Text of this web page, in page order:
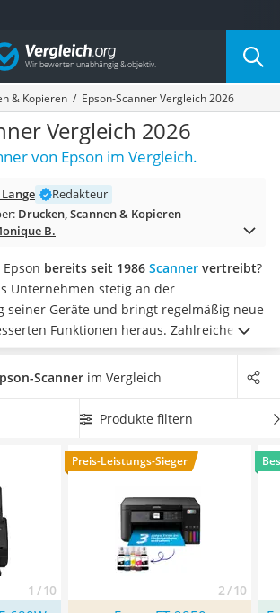
nach Kategorie
& Kopieren Epson-Scanner Vergleich 2026
Vergleich 2026
von Epson im Vergleich.
Lange
Redakteur
Drucken, Scannen & Kopieren
B.
bereits seit 1986 Scanner vertreibt?
Unternehmen stetig an der
seiner Geräte und bringt regelmäßig neue
Funktionen heraus. Zahlreichen
zählen Epson-Scanner heutezu den
Scannern auf dem Markt
. Ist Ihnen
mit möglichst schneller
im August 2026 besonders das
FF-680W* mit seinen Eigenschaften.
Scanner im Vergleich
Produkte filtern
1 / 10
Preis-Leistungs-Sieger
2 / 10